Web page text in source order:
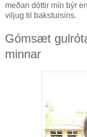
meðan dóttir mín býr
viljug til bakstursins.
Gómsæt
minnar